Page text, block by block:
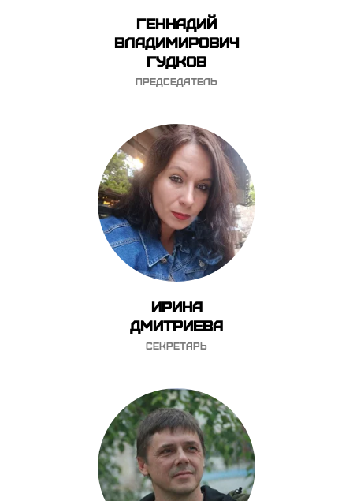
Геннадий
Владимирович
Гудков
Председатель
Ирина
Дмитриева
Секретарь